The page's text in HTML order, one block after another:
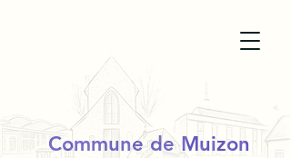
Commune de Muizon